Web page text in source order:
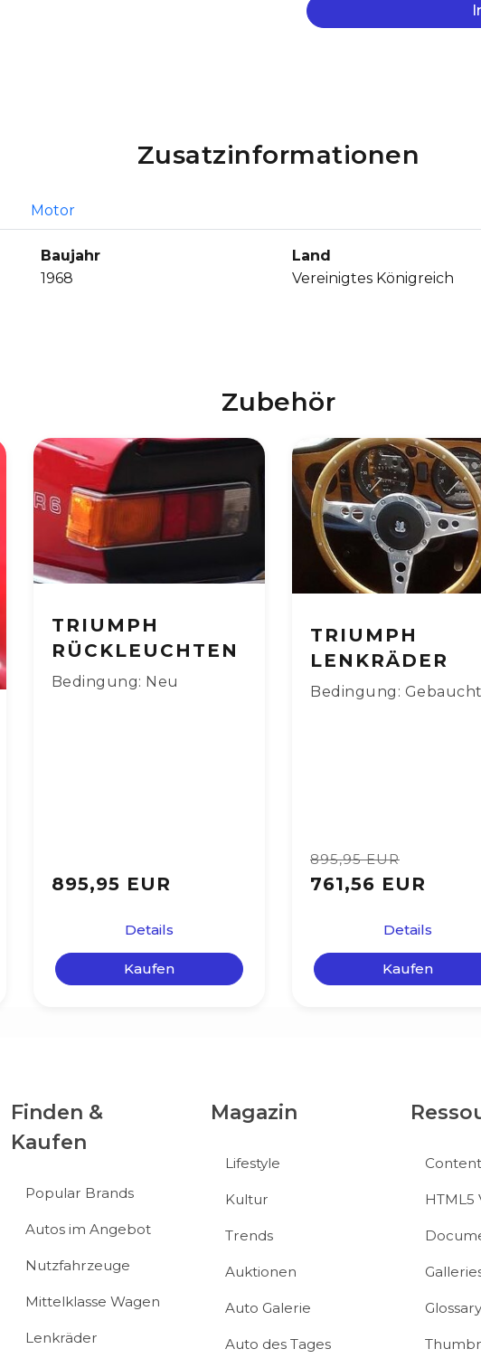
Zusatzinformationen
Motor
Baujahr
1968
Land
Vereinigtes Königreich
Zubehör
TRIUMPH
RÜCKLEUCHTEN
Bedingung: Neu
895,95 EUR
Details
Kaufen
TRIUMPH
LENKRÄDER
Bedingung:
895,95 EUR
761,56 EUR
Details
Kaufen
Finden &
Kaufen
Popular Brands
Autos im Angebot
Nutzfahrzeuge
Mittelklasse Wagen
Lenkräder
Magazin
Lifestyle
Kultur
Trends
Auktionen
Auto Galerie
Auto des Tages
HTML5
Glossary